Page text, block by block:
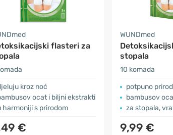
flasteri za
kroz noć
ocat i biljni ekstrakti
harmoniji s prirodom
€
WUNDmed
stopala
10 komada
potpuno
bambusov
za stopala,
9,99 €